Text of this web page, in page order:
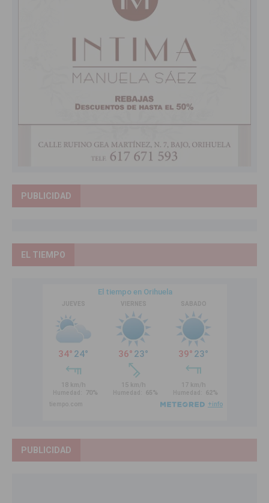
PUBLICIDAD
EL TIEMPO
PUBLICIDAD